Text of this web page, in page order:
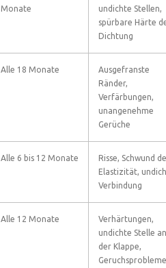
Monate
undichte Stellen,
spürbare Härte
Dichtung
Alle 18 Monate
Ausgefranste
Ränder,
Verfärbungen,
unangenehme
Gerüche
Alle 6 bis 12 Monate
Risse, Schwund
Elastizität,
Verbindung
Alle 12 Monate
Verhärtungen,
undichte Stelle an
der Klappe,